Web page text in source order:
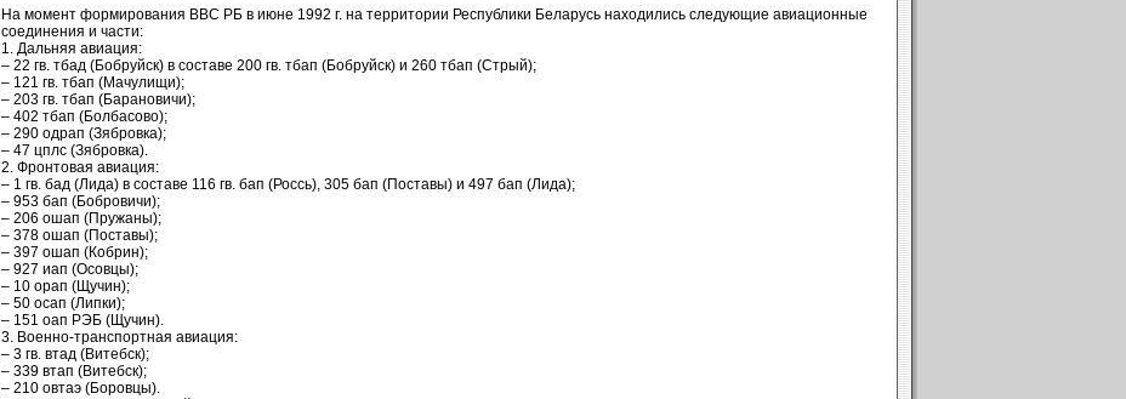
На момент формирования ВВС РБ в июне 1992 г. на территории Республики Беларусь находились следующие авиационные
соединения и части:
1. Дальняя авиация:
– 22 гв. тбад (Бобруйск) в составе 200 гв. тбап (Бобруйск) и 260 тбап (Стрый);
– 121 гв. тбап (Мачулищи);
– 203 гв. тбап (Барановичи);
– 402 тбап (Болбасово);
– 290 одрап (Зябровка);
– 47 цплс (Зябровка).
2. Фронтовая авиация:
– 1 гв. бад (Лида) в составе 116 гв. бап (Россь), 305 бап (Поставы) и 497 бап (Лида);
– 953 бап (Бобровичи);
– 206 ошап (Пружаны);
– 378 ошап (Поставы);
– 397 ошап (Кобрин);
– 927 иап (Осовцы);
– 10 орап (Щучин);
– 50 осап (Липки);
– 151 оап РЭБ (Щучин).
3. Военно-транспортная авиация:
– 3 гв. втад (Витебск);
– 339 втап (Витебск);
– 210 овтаэ (Боровцы).